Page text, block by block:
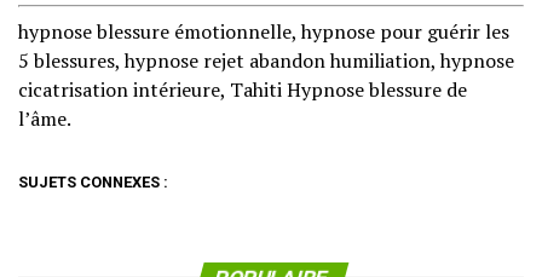
hypnose blessure émotionnelle, hypnose pour guérir les
5 blessures, hypnose rejet abandon humiliation, hypnose
cicatrisation intérieure, Tahiti Hypnose blessure de
l’âme.
SUJETS CONNEXES :